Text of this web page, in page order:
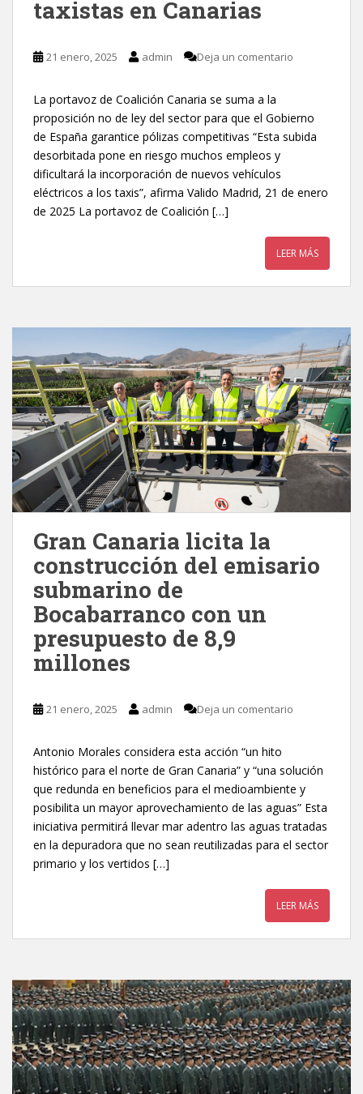
taxistas en Canarias
21 enero, 2025 admin Deja un comentario
La portavoz de Coalición Canaria se suma a la
proposición no de ley del sector para que el Gobierno
de España garantice pólizas competitivas “Esta subida
desorbitada pone en riesgo muchos empleos y
dificultará la incorporación de nuevos vehículos
eléctricos a los taxis”, afirma Valido Madrid, 21 de enero
de 2025 La portavoz de Coalición […]
LEER MÁS
Gran Canaria licita la
construcción del emisario
submarino de
Bocabarranco con un
presupuesto de 8,9
millones
21 enero, 2025 admin Deja un comentario
Antonio Morales considera esta acción “un hito
histórico para el norte de Gran Canaria” y “una solución
que redunda en beneficios para el medioambiente y
posibilita un mayor aprovechamiento de las aguas” Esta
iniciativa permitirá llevar mar adentro las aguas tratadas
en la depuradora que no sean reutilizadas para el sector
primario y los vertidos […]
LEER MÁS